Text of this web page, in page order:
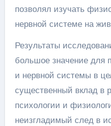
позволял изучать
нервной системе на
Результаты
большое значение для
и нервной системы в
существенный вклад в
психологии и
неизгладимый след в